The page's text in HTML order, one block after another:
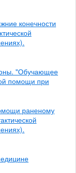
конечности
"Обучающее
помощи при
раненому